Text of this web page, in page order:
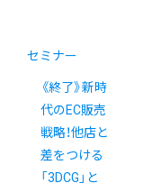
セミナー
《終了》新時
代のEC販売
戦略！他店と
差をつける
「3DCG」と